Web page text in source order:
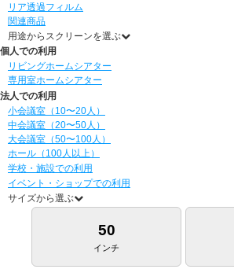
リア透過フィルム
関連商品
用途からスクリーンを選ぶ
個人での利用
リビングホームシアター
専用室ホームシアター
法人での利用
小会議室（10〜20人）
中会議室（20〜50人）
大会議室（50〜100人）
ホール（100人以上）
学校・施設での利用
イベント・ショップでの利用
サイズから選ぶ
50
インチ